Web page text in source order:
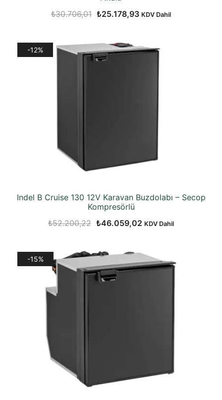
₺30.706,01 Orijinal
₺25.178,93Şu
₺25.178,93.
KDV Dahil
-12%
Indel B Cruise 130 12V Karavan Buzdolabı – Secop
Kompresörlü
₺52.200,22 Orijinal
₺46.059,02 Şu
₺46.059,02.
KDV Dahil
-15%